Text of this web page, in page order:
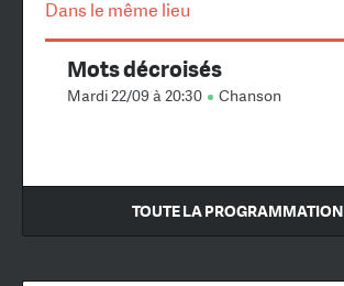
Dans le même lieu
Mots décroisés
Mardi 22/09 à 20:30 Chanson
TOUTE LA PROGRAMMATION